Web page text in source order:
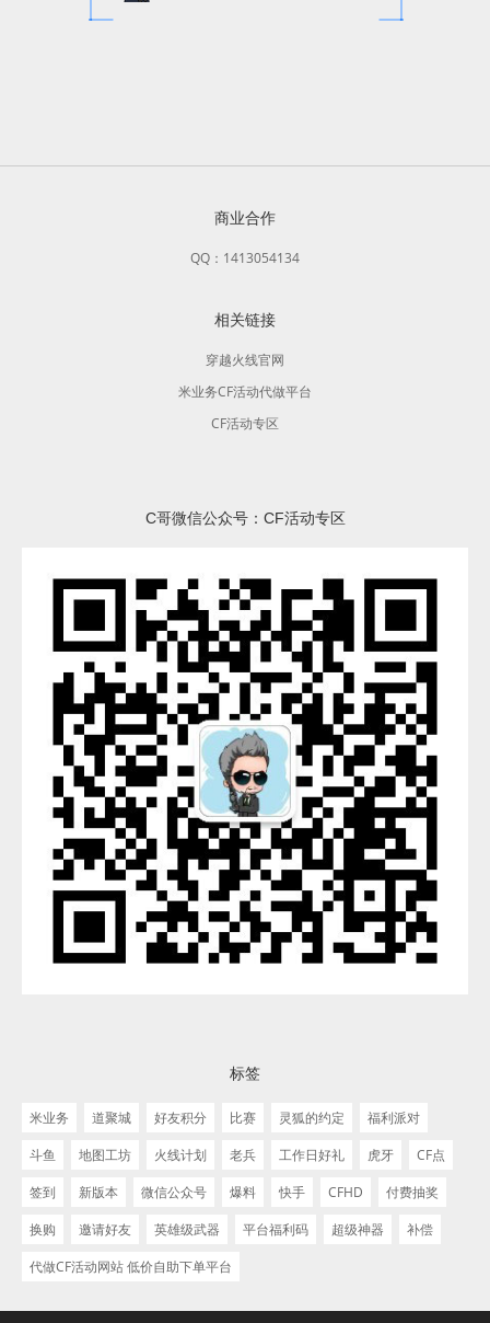
商业合作
QQ：1413054134
相关链接
穿越火线官网
米业务CF活动代做平台
CF活动专区
C哥微信公众号：CF活动专区
标签
米业务 道聚城 好友积分 比赛 灵狐的约定
福利派对
斗鱼
地图工坊 火线计划 老兵 工作日好礼 虎牙
CF点
签到
新版本 微信公众号 爆料 快手 CFHD
付费抽奖
换购
邀请好友 英雄级武器 平台福利码 超级神器
补偿
代做CF活动网站 低价自助下单平台